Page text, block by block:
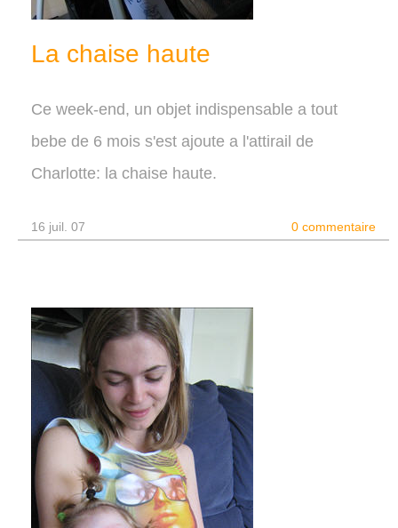
La chaise haute
Ce week-end, un objet indispensable a tout
bebe de 6 mois s'est ajoute a l'attirail de
Charlotte: la chaise haute.
16 juil. 07 0 commentaire